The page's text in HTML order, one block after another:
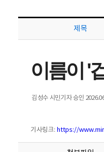
제목
이름이 '
김성수 시민기자승인
기사링크: https://